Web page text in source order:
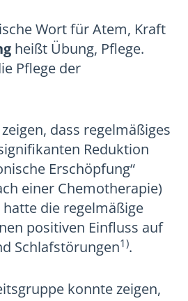
Wort für Atem, Kraft
heißt Übung, Pflege.
Pflege der
dass regelmäßiges
Reduktion
Erschöpfung“
einer Chemotherapie)
die regelmäßige
positiven Einfluss auf
Schlafstörungen1).
konnte zeigen,